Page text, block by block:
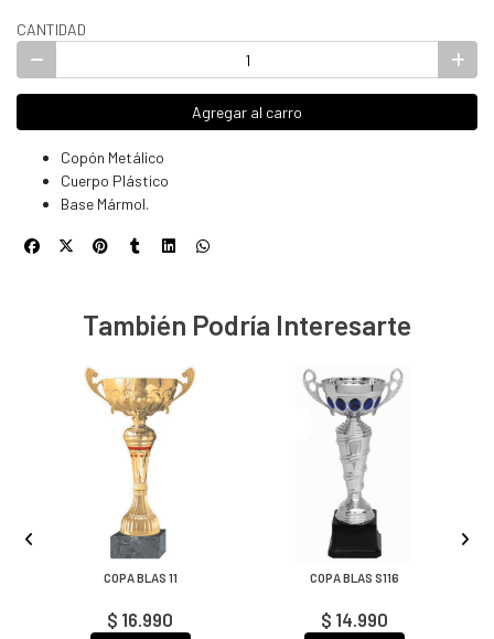
CANTIDAD
Agregar al carro
Copón Metálico
Cuerpo Plástico
Base Mármol.
También Podría Interesarte
COPA BLAS 11
$ 16.990
COPA BLAS S116
$ 14.990